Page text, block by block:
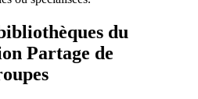
du
Partage de